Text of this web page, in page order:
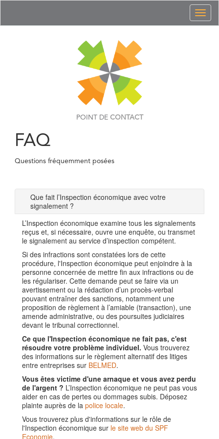
POINT DE CONTACT
FAQ
Questions fréquemment posées
Que fait l’Inspection économique avec votre
signalement ?
L’Inspection économique examine tous les signalements
reçus et, si nécessaire, ouvre une enquête, ou transmet
le signalement au service d’inspection compétent.
Si des infractions sont constatées lors de cette
procédure, l'Inspection économique peut enjoindre à la
personne concernée de mettre fin aux infractions ou de
les régulariser. Cette demande peut se faire via un
avertissement ou la rédaction d’un procès-verbal
pouvant entraîner des sanctions, notamment une
proposition de règlement à l’amiable (transaction), une
amende administrative, ou des poursuites judiciaires
devant le tribunal correctionnel.
Ce que l'Inspection économique ne fait pas, c'est
résoudre votre problème individuel. Vous trouverez
des informations sur le règlement alternatif des litiges
entre entreprises sur BELMED.
Vous êtes victime d'une arnaque et vous avez perdu
de l'argent ? L’Inspection économique ne peut pas vous
aider en cas de pertes ou dommages subis. Déposez
plainte auprès de la police locale.
Vous trouverez plus d'informations sur le rôle de
l'Inspection économique sur le site web du SPF
Economie.